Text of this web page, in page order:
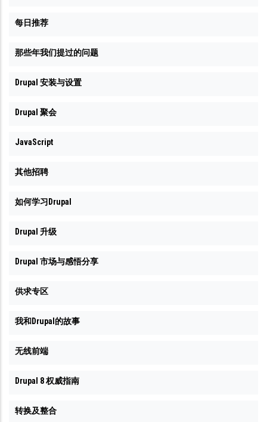
每日推荐
那些年我们提过的问题
Drupal 安装与设置
Drupal 聚会
JavaScript
其他招聘
如何学习Drupal
Drupal 升级
Drupal 市场与感悟分享
供求专区
我和Drupal的故事
无线前端
Drupal 8 权威指南
转换及整合